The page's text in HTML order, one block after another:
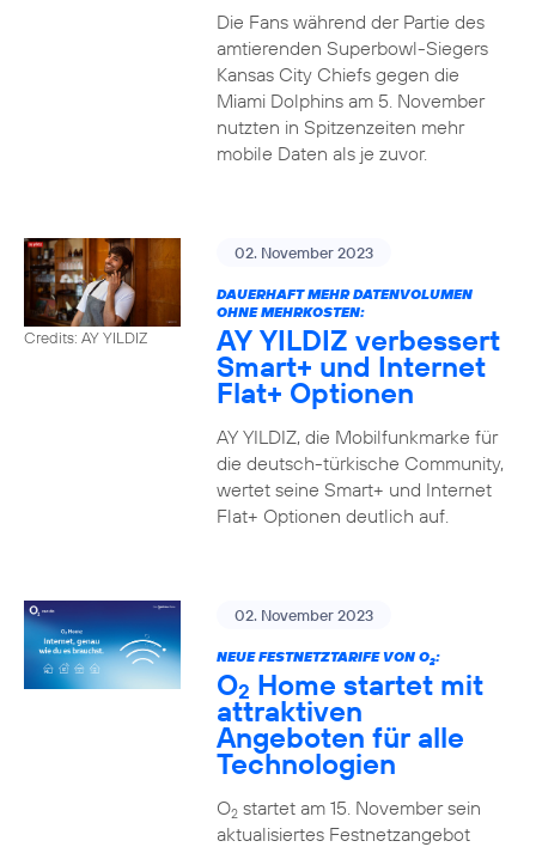
Die Fans während der Partie des
amtierenden Superbowl-Siegers
Kansas City Chiefs gegen die
Miami Dolphins am 5. November
nutzten in Spitzenzeiten mehr
mobile Daten als je zuvor.
Credits: AY YILDIZ
02. November 2023
DAUERHAFT MEHR DATENVOLUMEN
OHNE MEHRKOSTEN:
AY YILDIZ verbessert
Smart+ und Internet
Flat+ Optionen
AY YILDIZ, die Mobilfunkmarke für
die deutsch-türkische Community,
wertet seine Smart+ und Internet
Flat+ Optionen deutlich auf.
02. November 2023
NEUE FESTNETZTARIFE VON O2:
O2 Home startet mit
attraktiven
Angeboten für alle
Technologien
O2startet am 15. November sein
aktualisiertes Festnetzangebot